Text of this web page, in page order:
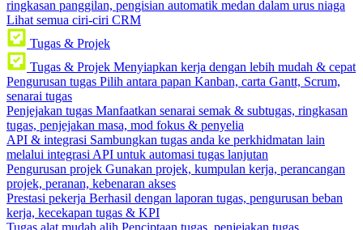
ringkasan panggilan, pengisian automatik medan dalam urus niaga
Lihat semua ciri-ciri CRM
Tugas & Projek
Tugas & Projek Menyiapkan kerja dengan lebih mudah & cepat
Pengurusan tugas Pilih antara papan Kanban, carta Gantt, Scrum,
senarai tugas
Penjejakan tugas Manfaatkan senarai semak & subtugas, ringkasan
tugas, penjejakan masa, mod fokus & penyelia
API & integrasi Sambungkan tugas anda ke perkhidmatan lain
melalui integrasi API untuk automasi tugas lanjutan
Pengurusan projek Gunakan projek, kumpulan kerja, perancangan
projek, peranan, kebenaran akses
Prestasi pekerja Berhasil dengan laporan tugas, pengurusan beban
kerja, kecekapan tugas & KPI
Tugas alat mudah alih Penciptaan tugas, penjejakan tugas,